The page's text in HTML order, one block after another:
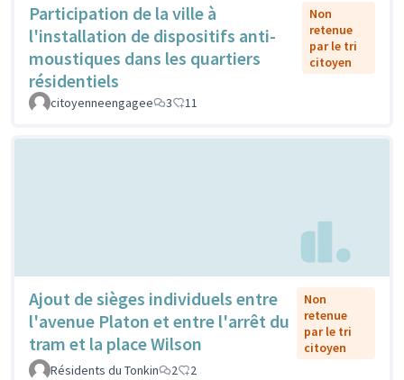
Participation de la ville à
l'installation de dispositifs anti-
moustiques dans les quartiers
résidentiels
Non
retenue
par le tri
citoyen
citoyenneengagee 3 11
Ajout de sièges individuels entre
l'avenue Platon et entre l'arrêt du
tram et la place Wilson
Non
retenue
par le tri
citoyen
Résidents du Tonkin
2 2